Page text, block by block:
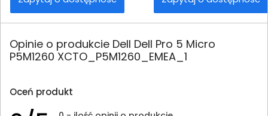
Opinie o produkcie Dell Dell Pro 5 Micro
P5M1260 XCTO_P5M1260_EMEA_1
Oceń produkt